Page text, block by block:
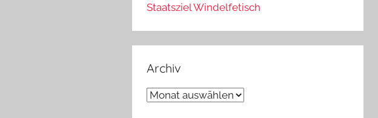
Staatsziel Windelfetisch
Archiv
Archiv